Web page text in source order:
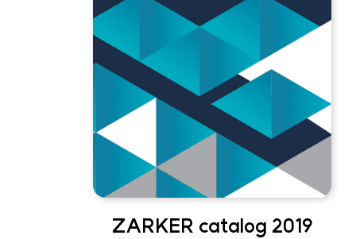
ZARKER catalog 2019